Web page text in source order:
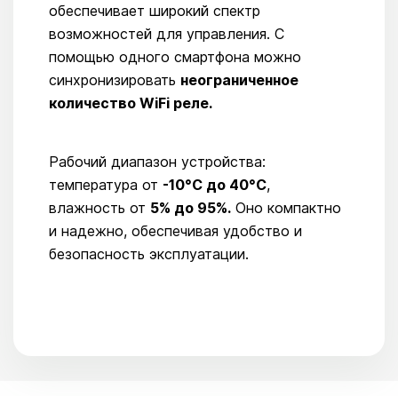
обеспечивает широкий спектр
возможностей для управления. С
помощью одного смартфона можно
синхронизировать неограниченное
количество WiFi реле.
Рабочий диапазон устройства:
температура от -10°C до 40°C,
влажность от 5% до 95%. Оно компактно
и надежно, обеспечивая удобство и
безопасность эксплуатации.